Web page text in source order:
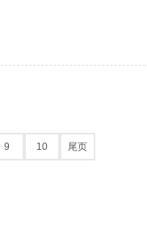
9 10 尾页